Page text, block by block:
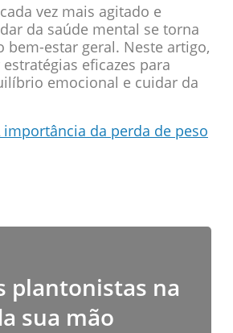
vez mais agitado e
da saúde mental se torna
bem-estar geral. Neste artigo,
eficazes para
emocional e cuidar da
importância da perda de peso
plantonistas na
sua mão